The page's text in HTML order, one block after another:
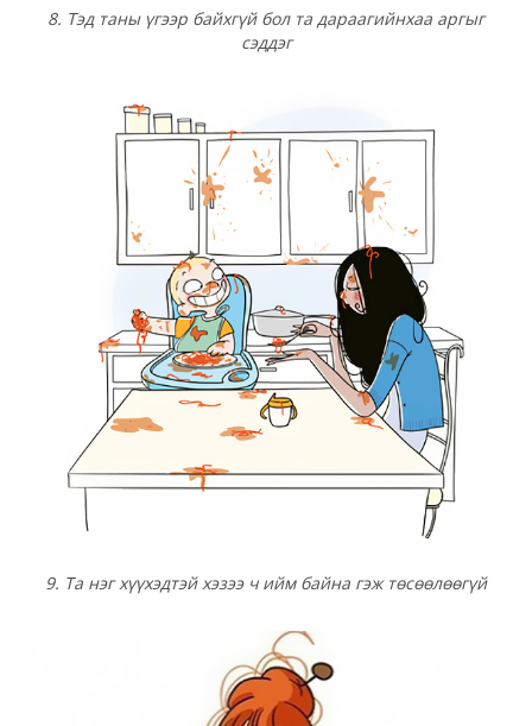
8. Тэд таны үгээр байхгүй бол та дараагийнхаа аргыг
сэддэг
9. Та нэг хүүхэдтэй хэзээ ч ийм байна гэж төсөөлөөгүй